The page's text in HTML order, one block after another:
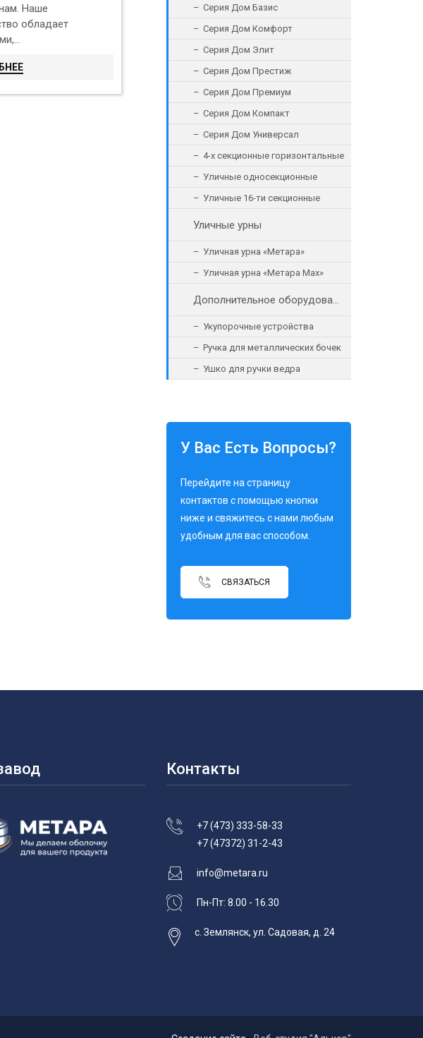
Наше
обладает
Серия Дом Базис
Серия Дом Комфорт
Серия Дом Элит
Серия Дом Престиж
Серия Дом Премиум
Серия Дом Компакт
Серия Дом Универсал
4-х секционные горизонтальные
Уличные односекционные
Уличные 16-ти секционные
Уличные урны
Уличная урна «Метара»
Уличная урна «Метара Max»
Дополнительное оборудование
Укупорочные устройства
Ручка для металлических бочек
Ушко для ручки ведра
У Вас Есть Вопросы?
Перейдите на страницу
контактов с помощью кнопки
ниже и свяжитесь с нами любым
удобным для вас способом.
СВЯЗАТЬСЯ
Контакты
+7 (473) 333-58-33
+7 (47372) 31-2-43
info@metara.ru
Пн-Пт: 8.00 - 16.30
с. Землянск, ул. Садовая, д. 24